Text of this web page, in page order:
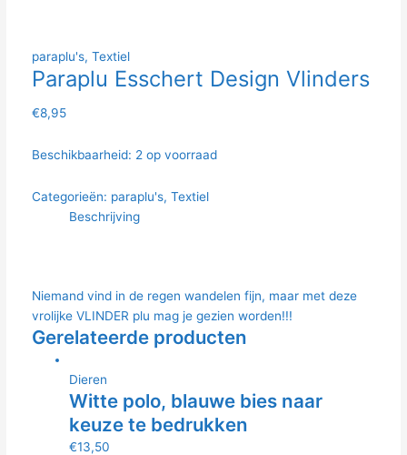
paraplu's, Textiel
Paraplu Esschert Design Vlinders
€8,95
Beschikbaarheid: 2 op voorraad
Categorieën: paraplu's, Textiel
Beschrijving
Niemand vind in de regen wandelen fijn, maar met deze
vrolijke VLINDER plu mag je gezien worden!!!
Gerelateerde producten
Dieren
Witte polo, blauwe bies naar
keuze te bedrukken
€13,50